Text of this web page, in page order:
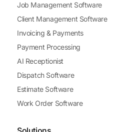
Job Management Software
Client Management Software
Invoicing & Payments
Payment Processing
AI Receptionist
Dispatch Software
Estimate Software
Work Order Software